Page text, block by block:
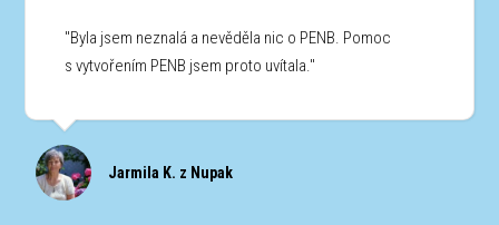
"Byla jsem neznalá a nevěděla nic o PENB. Pomoc
s vytvořením PENB jsem proto uvítala."
Jarmila K. z Nupak